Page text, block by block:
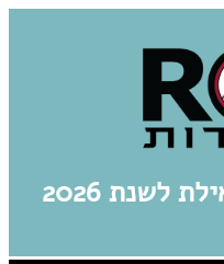
לשנת 2026